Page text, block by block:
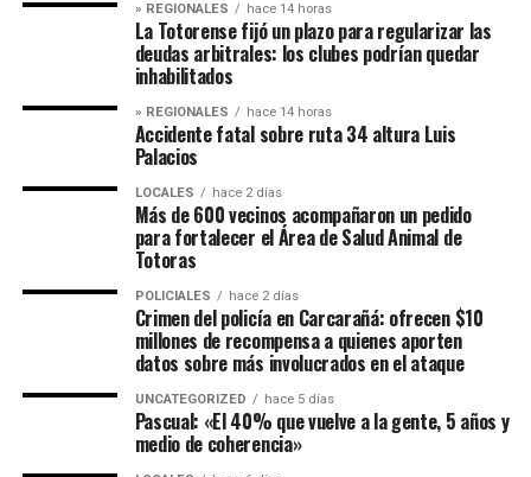
» REGIONALES hace 14 horas
La Totorense fijó un plazo para regularizar las
deudas arbitrales: los clubes podrían quedar
inhabilitados
» REGIONALES hace 14 horas
Accidente fatal sobre ruta 34 altura Luis
Palacios
LOCALES hace 2 días
Más de 600 vecinos acompañaron un pedido
para fortalecer el Área de Salud Animal de
Totoras
POLICIALES hace 2 días
Crimen del policía en Carcarañá: ofrecen $10
millones de recompensa a quienes aporten
datos sobre más involucrados en el ataque
UNCATEGORIZED hace 5 días
Pascual: «El 40% que vuelve a la gente, 5 años y
medio de coherencia»